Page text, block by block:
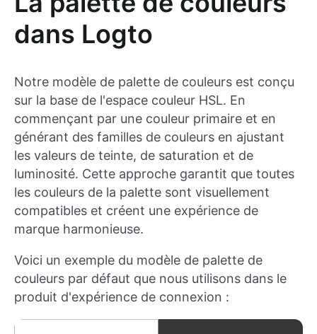
dans Logto
Notre modèle de palette de couleurs est conçu
sur la base de l'espace couleur HSL. En
commençant par une couleur primaire et en
générant des familles de couleurs en ajustant
les valeurs de teinte, de saturation et de
luminosité. Cette approche garantit que toutes
les couleurs de la palette sont visuellement
compatibles et créent une expérience de
marque harmonieuse.
Voici un exemple du modèle de palette de
couleurs par défaut que nous utilisons dans le
produit d'expérience de connexion :